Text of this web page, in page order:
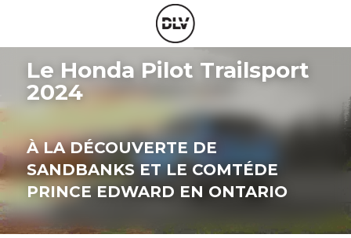
Le Honda Pilot Trailsport
2024
À LA DÉCOUVERTE DE
SANDBANKS ET LE COMTÉDE
PRINCE EDWARD EN ONTARIO